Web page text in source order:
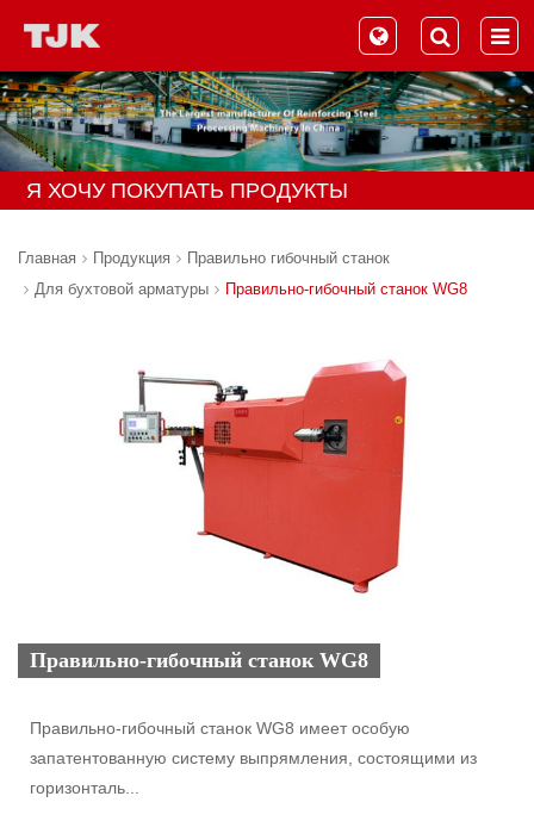
Я ХОЧУ ПОКУПАТЬ ПРОДУКТЫ
Главная Продукция
Правильно гибочный станок
Для бухтовой арматуры
Правильно-гибочный станок WG8
Правильно-гибочный станок WG8
Правильно-гибочный станок WG8 имеет особую
запатентованную систему выпрямления, состоящими из
горизонталь...